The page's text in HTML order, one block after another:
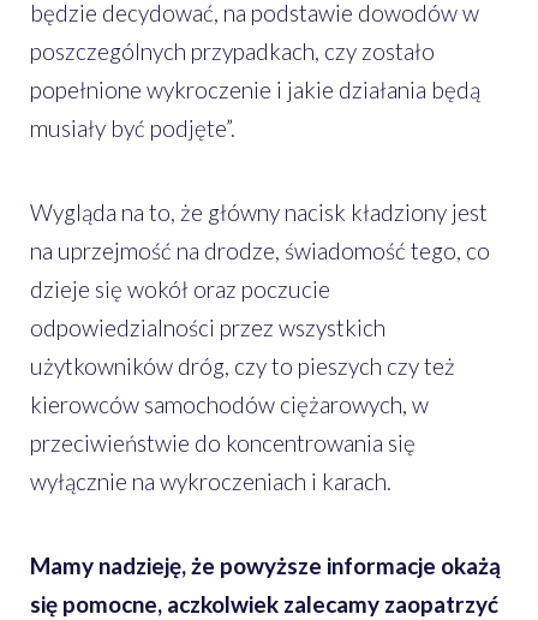
będzie decydować, na podstawie dowodów w
poszczególnych przypadkach, czy zostało
popełnione wykroczenie i jakie działania będą
musiały być podjęte”.
Wygląda na to, że główny nacisk kładziony jest
na uprzejmość na drodze, świadomość tego, co
dzieje się wokół oraz poczucie
odpowiedzialności przez wszystkich
użytkowników dróg, czy to pieszych czy też
kierowców samochodów ciężarowych, w
przeciwieństwie do koncentrowania się
wyłącznie na wykroczeniach i karach.
Mamy nadzieję, że powyższe informacje okażą
się pomocne, aczkolwiek zalecamy zaopatrzyć